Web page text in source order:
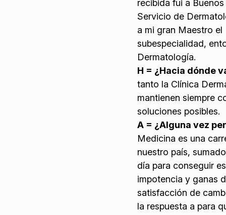
recibida fui a
Servicio de
a mi gran Maestro el
subespecialidad,
Dermatología.
H = ¿Hacia dónde
tanto la Clínica
mantienen siempre
soluciones posibles.
A = ¿Alguna vez
Medicina es una
nuestro país,
día para conseguir
impotencia y ganas
satisfacción de
la respuesta a para